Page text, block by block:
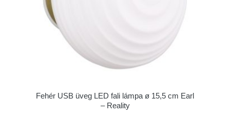
Fehér USB üveg LED fali lámpa ø 15,5 cm Earl
– Reality